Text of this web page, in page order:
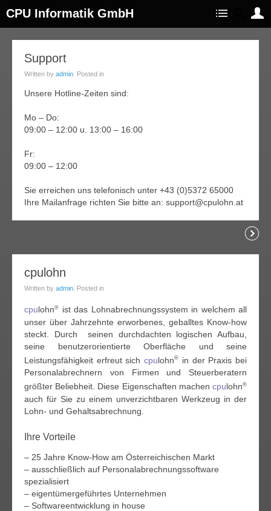
CPU Informatik GmbH
Support
Written by admin . Posted in
Unsere Hotline-Zeiten sind:
Mo – Do:
09:00 – 12:00 u. 13:00 – 16:00
Fr:
09:00 – 12:00
Sie erreichen uns telefonisch unter +43 (0)5372 65000
Ihre Mailanfrage richten Sie bitte an: support@cpulohn.at
cpulohn
Written by admin . Posted in
cpulohn®
ist das Lohnabrechnungssystem in welchem all
unser über Jahrzehnte erworbenes, geballtes Know-how
steckt. Durch seinen durchdachten logischen Aufbau,
seine benutzerorientierte Oberfläche und seine
Leistungsfähigkeit erfreut sichcpulohn®
in der Praxis bei
Personalabrechnern von Firmen und Steuerberatern
größter Beliebheit. Diese Eigenschaften machen cpulohn®
auch für Sie zu einem unverzichtbaren Werkzeug in der
Lohn- und Gehaltsabrechnung.
Ihre Vorteile
– 25 Jahre Know-How am Österreichischen Markt
– ausschließlich auf Personalabrechnungssoftware
spezialisiert
– eigentümergeführtes Unternehmen
– Softwareentwicklung in house